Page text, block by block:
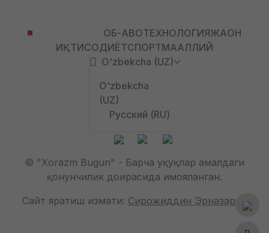
ОБ-ҲАВОТЕХНОЛОГИЯЖАҲОН
ИҚТИСОДИЁТСПОРТМАҲАЛЛИЙ
O'zbekcha (UZ)
O'zbekcha
(UZ)
Русский (RU)
© "Xorazm Bugun" - Барча ҳуқуқлар амалдаги
қонунчилик доирасида ҳимояланган.
Сайт яратиш ҳизмати: Сирожиддин Эрназаров